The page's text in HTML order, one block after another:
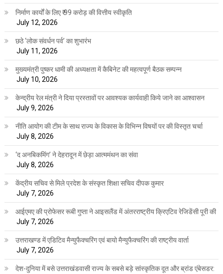
निर्माण कार्यों के लिए ₹ 99 करोड़ की वित्तीय स्वीकृति
July 12, 2026
छठे ‘लोक संवर्धन पर्व’ का शुभारंभ
July 11, 2026
मुख्यमंत्री पुष्कर धामी की अध्यक्षता में कैबिनेट की महत्वपूर्ण बैठक सम्पन्न
July 10, 2026
केन्द्रीय रेल मंत्री ने दिया प्रस्तावों पर आवश्यक कार्यवाही किये जाने का आश्वासन
July 9, 2026
नीति आयोग की टीम के साथ राज्य के विकास के विभिन्न विषयों पर की विस्तृत चर्चा
July 8, 2026
‘द अनबिकमिंग’ ने देहरादून में छेड़ा आत्ममंथन का संवा
July 8, 2026
केंद्रीय सचिव से मिले प्रदेश के संस्कृत शिक्षा सचिव दीपक कुमार
July 7, 2026
आईएमए की प्रोफेसर रूबी गुप्ता ने आइसलैंड में अंतरराष्ट्रीय क्रिएटिव रेजिडेंसी पूरी की
July 7, 2026
उत्तराखण्ड में एडिटिव मैन्युफैक्चरिंग एवं बायो मैन्युफैक्चरिंग की राष्ट्रीय वार्ता
July 7, 2026
देश-दुनिया में बसे उत्तराखंडवासी राज्य के सबसे बड़े सांस्कृतिक दूत और ब्रांड एंबेसडर: